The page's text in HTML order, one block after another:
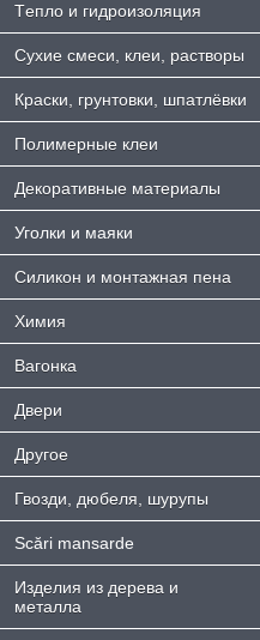
Tепло и гидроизоляция
Сухие смеси, клеи, растворы
Краски, грунтовки, шпатлёвки
Полимерные клеи
Декоративные материалы
Уголки и маяки
Силикон и монтажная пена
Химия
Bагонка
Двери
Другое
Гвозди, дюбеля, шурупы
Scări mansarde
Изделия из дерева и
металла